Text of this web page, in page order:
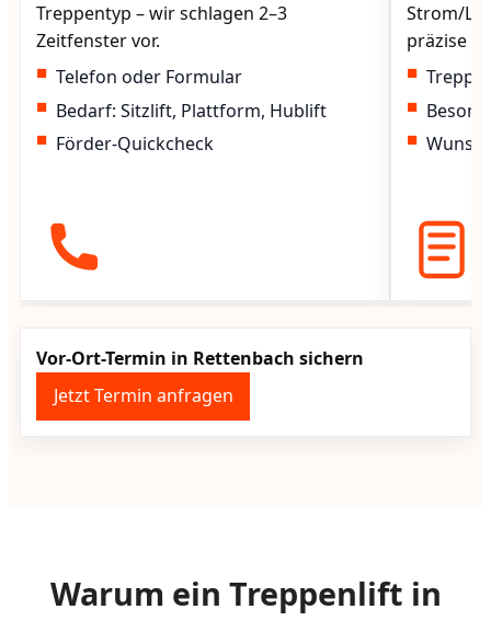
Treppentyp – wir schlagen 2–3
Zeitfenster vor.
Telefon oder Formular
Bedarf: Sitzlift, Plattform, Hublift
Förder-Quickcheck
Strom/
präzise
Vor-Ort-Termin in Rettenbach sichern
Jetzt Termin anfragen
Warum ein Treppenlift in